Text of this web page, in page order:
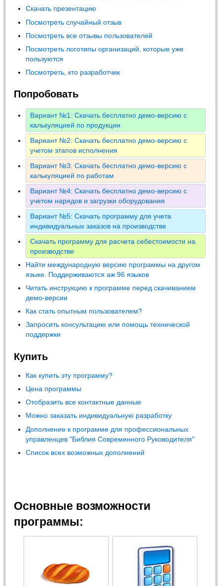
Скачать презентацию
Посмотреть случайный отзыв
Посмотреть все отзывы пользователей
Посмотреть логотипы организаций, которые уже
пользуются
Посмотреть, кто разработчик
Попробовать
Вариант №1: Скачать бесплатно демо-версию с
калькуляцией по продукции
Вариант №2: Скачать бесплатно демо-версию с
учетом этапов исполнения
Вариант №3: Скачать бесплатно демо-версию с
калькуляцией по работам
Вариант №4: Скачать бесплатно демо-версию с
учетом нарядов и загрузки оборудования
Вариант №5: Скачать программу для учета
индивидуальных заказов на производстве
Скачать программу для расчета себестоимости на
производстве
Найти международную версию программы на другом
языке. Поддерживаются аж 96 языков
Читать инструкцию к программе перед скачиванием
демо-версии
Как стать опытным пользователем?
Запросить консультацию или помощь технической
поддержки
Купить
Как купить эту программу?
Цена программы
Отобразить все контактные данные
Можно заказать индивидуальную разработку
Дополнение к программе для профессиональных
управленцев "Библия Современного Руководителя"
Список всех возможных дополнений
Основные возможности
программы: